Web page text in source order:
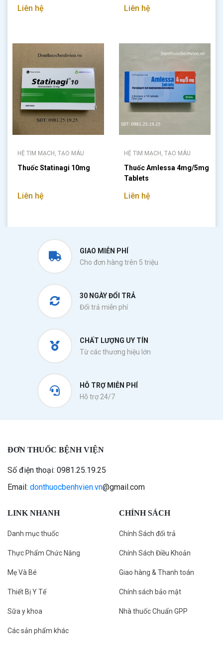
Liên hệ Liên hệ
HỆ TIM MẠCH, TẠO MÁU
Thuốc Statinagi 10mg
Liên hệ
HỆ TIM MẠCH, TẠO MÁU
Thuốc Amlessa 4mg/5mg
Tablets
Liên hệ
GIAO MIỄN PHÍ
Cho đơn hàng trên 5 triệu
30 NGÀY ĐỔI TRẢ
Đổi trả miễn phí
CHẤT LƯỢNG UY TÍN
Từ các thương hiệu lớn
HỖ TRỢ MIỄN PHÍ
Hỗ trợ 24/7
ĐƠN THUỐC BỆNH VIỆN
Số điện thoại: 0981.25.19.25
Email: donthuocbenhvien.vn@gmail.com
LINK NHANH
Danh mục thuốc
Thực Phẩm Chức Năng
Mẹ Và Bé
Thiết Bị Y Tế
Sữa y khoa
Các sản phẩm khác
CHÍNH SÁCH
Chính Sách đổi trả
Chính Sách Điều Khoản
Giao hàng & Thanh toán
Chính sách bảo mật
Nhà thuốc Chuẩn GPP